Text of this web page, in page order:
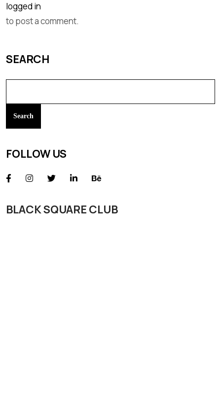
logged in
to post a comment.
SEARCH
Search
FOLLOW US
BLACK SQUARE CLUB